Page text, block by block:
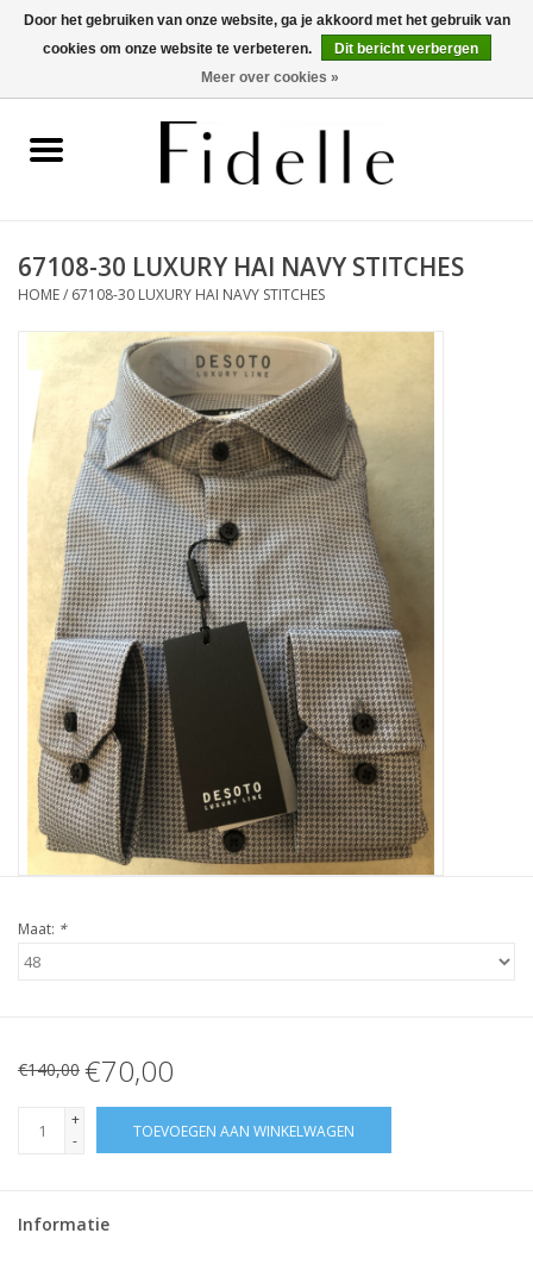
0 Artikelen - €0,00
OUTLET
Merken
67108-30 LUXURY HAI NAVY STITCHES
HOME/ 67108-30 LUXURY HAI NAVY STITCHES
Maat: *
€140,00 €70,00
+
-
TOEVOEGEN AAN WINKELWAGEN
Informatie
Door het gebruiken van onze website, ga je akkoord met het gebruik van
cookies om onze website te verbeteren.
Dit bericht verbergen
Meer over cookies »